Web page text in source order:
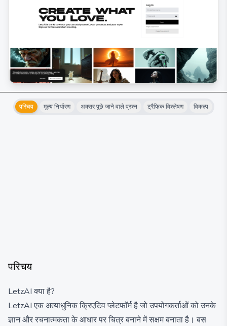
परिचय मूल्य निर्धारण अक्सर पूछे जाने वाले प्रश्न ट्रैफिक विश्लेषण विकल्प
परिचय
LetzAI क्या है?
LetzAI एक अत्याधुनिक क्रिएटिव प्लेटफॉर्म है जो उपयोगकर्ताओं को उनके
ज्ञान और रचनात्मकता के आधार पर चित्र बनाने में सक्षम बनाता है। बस